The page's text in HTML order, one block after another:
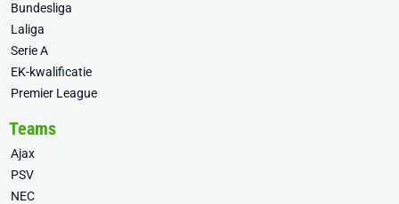
Bundesliga
Laliga
Serie A
EK-kwalificatie
Premier League
Teams
Ajax
PSV
NEC